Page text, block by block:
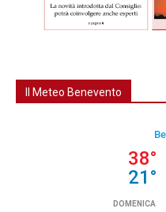
Il Meteo Benevento